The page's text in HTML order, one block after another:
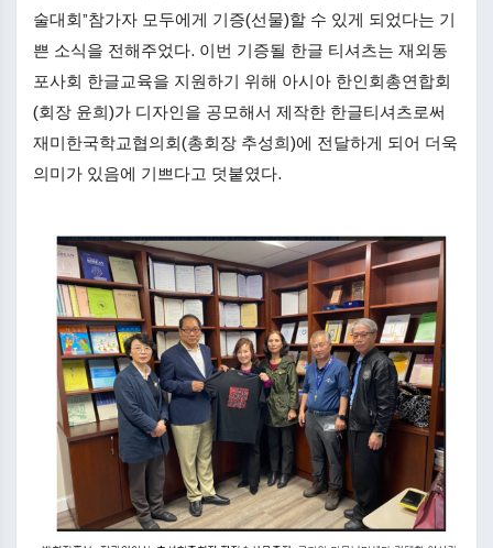
술대회”참가자 모두에게 기증(선물)할 수 있게 되었다는 기
쁜 소식을 전해주었다. 이번 기증될 한글 티셔츠는 재외동
포사회 한글교육을 지원하기 위해 아시아 한인회총연합회
(회장 윤희)가 디자인을 공모해서 제작한 한글티셔츠로써
재미한국학교협의회(총회장 추성희)에 전달하게 되어 더욱
의미가 있음에 기쁘다고 덧붙였다.